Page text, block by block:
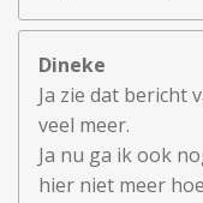
Dineke
Ja zie dat bericht
veel meer.
Ja nu ga ik ook
hier niet meer